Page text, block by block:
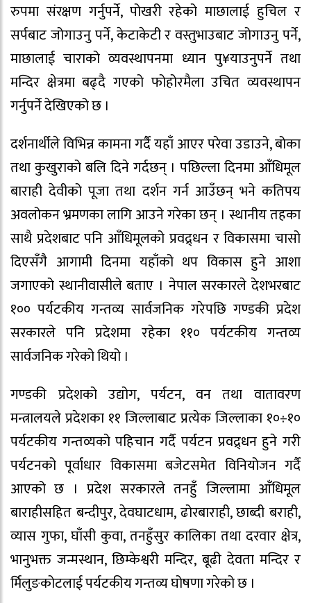
रुपमा संरक्षण गर्नुपर्ने, पोखरी रहेको माछालाई हुचिल र
सर्पबाट जोगाउनु पर्ने, केटाकेटी र वस्तुभाउबाट जोगाउनु पर्ने,
माछालाई चाराको व्यवस्थापनमा ध्यान पु¥याउनुपर्ने तथा
मन्दिर क्षेत्रमा बढ्दै गएको फोहोरमैला उचित व्यवस्थापन
गर्नुपर्ने देखिएको छ ।
दर्शनार्थीले विभिन्न कामना गर्दै यहाँ आएर परेवा उडाउने, बोका
तथा कुखुराको बलि दिने गर्दछन् । पछिल्ला दिनमा आँधिमूल
बाराही देवीको पूजा तथा दर्शन गर्न आउँछन् भने कतिपय
अवलोकन भ्रमणका लागि आउने गरेका छन् । स्थानीय तहका
साथै प्रदेशबाट पनि आँधिमूलको प्रवद्र्धन र विकासमा चासो
दिएसँगै आगामी दिनमा यहाँको थप विकास हुने आशा
जगाएको स्थानीवासीले बताए । नेपाल सरकारले देशभरबाट
१०० पर्यटकीय गन्तव्य सार्वजनिक गरेपछि गण्डकी प्रदेश
सरकारले पनि प्रदेशमा रहेका ११० पर्यटकीय गन्तव्य
सार्वजनिक गरेको थियो ।
गण्डकी प्रदेशको उद्योग, पर्यटन, वन तथा वातावरण
मन्त्रालयले प्रदेशका ११ जिल्लाबाट प्रत्येक जिल्लाका १०÷१०
पर्यटकीय गन्तव्यको पहिचान गर्दै पर्यटन प्रवद्र्धन हुने गरी
पर्यटनको पूर्वाधार विकासमा बजेटसमेत विनियोजन गर्दै
आएको छ । प्रदेश सरकारले तनहुँ जिल्लामा आँधिमूल
बाराहीसहित बन्दीपुर, देवघाटधाम, ढोरबाराही, छाब्दी बराही,
व्यास गुफा, घाँसी कुवा, तनहुँसुर कालिका तथा दरवार क्षेत्र,
भानुभक्त जन्मस्थान, छिम्केश्वरी मन्दिर, बूढी देवता मन्दिर र
र्मिलुङकोटलाई पर्यटकीय गन्तव्य घोषणा गरेको छ ।